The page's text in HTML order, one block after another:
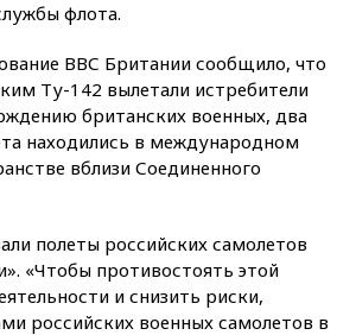
флота.
ВВС Британии сообщило, что
Ту-142 вылетали истребители
британских военных, два
находились в международном
вблизи Соединенного
полеты российских самолетов
«Чтобы противостоять этой
и снизить риски,
российских военных самолетов в